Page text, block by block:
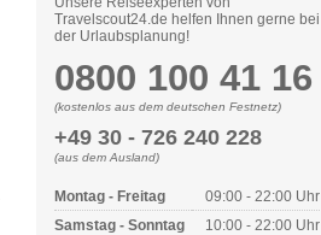
Travelscout24.de helfen Ihnen gerne bei
der Urlaubsplanung!
0800 100 41 16
(kostenlos aus dem deutschen Festnetz)
+49 30 - 726 240 228
(aus dem Ausland)
Montag - Freitag
09:00 - 22:00 Uhr
Samstag - Sonntag
10:00 - 22:00 Uhr